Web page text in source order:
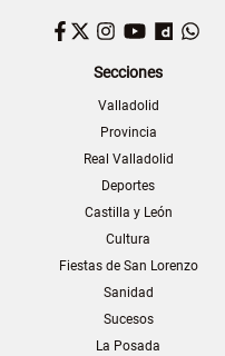
Facebook
TwitterInstagram
YouTube
Secciones
Valladolid
Provincia
Real Valladolid
Deportes
Castilla y León
Cultura
Fiestas de San Lorenzo
Sanidad
Sucesos
La Posada